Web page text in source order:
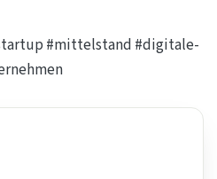
#mittelstand #digitale-